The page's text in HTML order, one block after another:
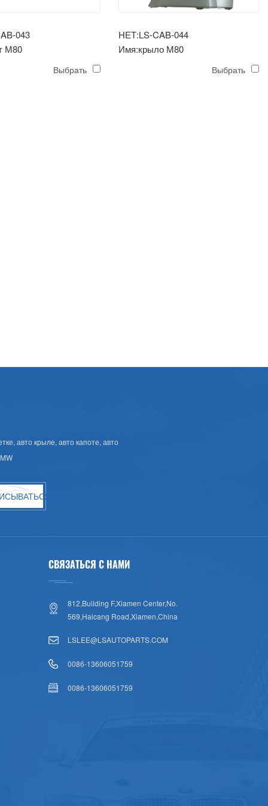
043
М80
Выбрать
НЕТ:LS-CAB-044
Имя:крыло М80
Выбрать
авто крыле, авто капоте, авто
СВЯЗАТЬСЯ С НАМИ
812,Building F,Xiamen Center,No.
569,Haicang Road,Xiamen,China
LSLEE@LSAUTOPARTS.COM
0086-13606051759
0086-13606051759